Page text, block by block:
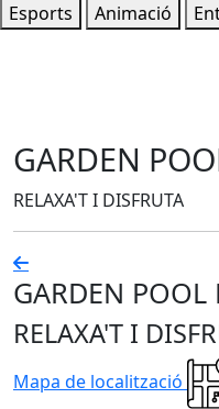
Esports
Animació
GARDEN
RELAXA'T I DISFRUTA
GARDEN POOL
RELAXA'T I
Mapa de localització